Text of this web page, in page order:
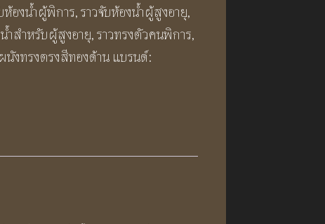
ห้องน้ำผู้พิการ,ราวจับห้องน้ำผู้สูงอายุ,
ำสําหรับผู้สูงอายุ,ราวทรงตัวคนพิการ,
งทรงตรงสีทองด้าน แบรนด์: